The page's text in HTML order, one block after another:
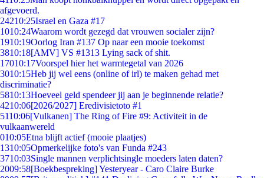
afgevoerd.
24210:25Israel en Gaza #17
1010:24Waarom wordt gezegd dat vrouwen socialer zijn?
1910:19Oorlog Iran #137 Op naar een mooie toekomst
3810:18[AMV] VS #1313 Lying sack of shit.
17010:17Voorspel hier het warmtegetal van 2026
3010:15Heb jij wel eens (online of irl) te maken gehad met
discriminatie?
5810:13Hoeveel geld spendeer jij aan je beginnende relatie?
4210:06[2026/2027] Eredivisietoto #1
5110:06[Vulkanen] The Ring of Fire #9: Activiteit in de
vulkaanwereld
010:05Etna blijft actief (mooie plaatjes)
1310:05Opmerkelijke foto's van Funda #243
3710:03Single mannen verplichtsingle moeders laten daten?
2009:58[Boekbespreking] Yesteryear - Caro Claire Burke